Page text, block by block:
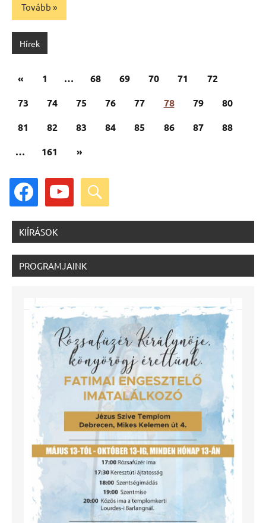
Tovább
Hírek
Bejegyzések
lapozása
«Előző
1 … 68 69 70 71
72
73
74 75 76 77 78 79
80
81
82 83 84 85 86 87
88
…
161
Következő
»
facebook youtube search
KIÍRÁSOK
PROGRAMJAINK